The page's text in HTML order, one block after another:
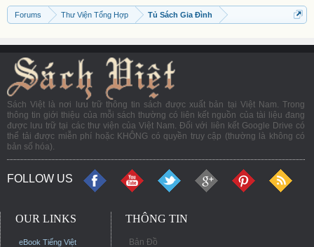
Forums Thư Viện Tổng Hợp Tủ Sách Gia Đình
Sách Việt là nơi lưu trữ thông tin sách được xuất bản tại Việt Nam. Trong
thông tin giới thiệu của mỗi sách thường có liên kết nguồn của tài liệu đang
được lưu trữ tại các thư viện của Việt Nam. Đối với liên kết Google Drive có
thể tải được miễn phí hoặc KHÔNG có quyền truy cập (thường là không có
bản số hóa).
FOLLOW US
OUR LINKS
eBook Tiếng Việt
THÔNG TIN
Bản Đồ